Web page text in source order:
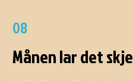
08
Månen lar det skje